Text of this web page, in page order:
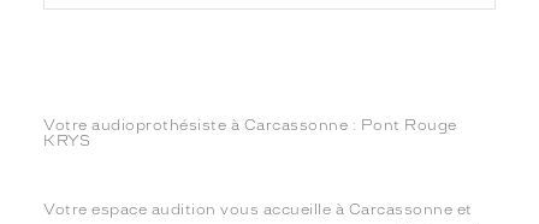
Votre audioprothésiste à Carcassonne : Pont Rouge
KRYS
Votre espace audition vous accueille à Carcassonne et